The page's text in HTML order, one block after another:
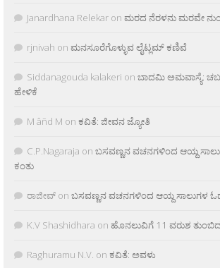
Janardhana Relekar on ಮರದ ನೆರಳನು ಮರವೇ
rjnivah on ಮನಸೂರೆಗೊಳ್ಳುವ ಲೈಟ್ಲಮ್ ಕಣಿವೆ
Siddanagouda kalakeri on ಬಾದಮಿ ಅಮವಾಸ್ಯೆ:
ಹೇಳಿಕೆ
M âñd M on ಕವಿತೆ: ಜೀವನ ಜ್ಯೋತಿ
C.P.Nagaraja on ಬಸವಣ್ಣನ ವಚನಗಳಿಂದ ಆಯ್ದ
ಕಂತು
ರಾಜೀವ್ on ಬಸವಣ್ಣನ ವಚನಗಳಿಂದ ಆಯ್ದ ಸಾಲುಗಳ
K.V Shashidhara on ಹೊನಲುವಿಗೆ 11 ವರುಶ
Raghuramu N.V. on ಕವಿತೆ: ಅವಳು